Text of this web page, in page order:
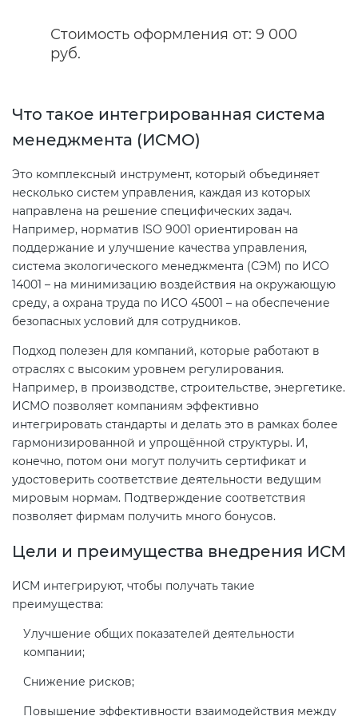
Стоимость оформления от: 9 000
руб.
Что такое интегрированная система
менеджмента (ИСМО)
Это комплексный инструмент, который объединяет
несколько систем управления, каждая из которых
направлена на решение специфических задач.
Например, норматив ISO 9001 ориентирован на
поддержание и улучшение качества управления,
система экологического менеджмента (СЭМ) по ИСО
14001 – на минимизацию воздействия на окружающую
среду, а охрана труда по ИСО 45001 – на обеспечение
безопасных условий для сотрудников.
Подход полезен для компаний, которые работают в
отраслях с высоким уровнем регулирования.
Например, в производстве, строительстве, энергетике.
ИСМО позволяет компаниям эффективно
интегрировать стандарты и делать это в рамках более
гармонизированной и упрощённой структуры. И,
конечно, потом они могут получить сертификат и
удостоверить соответствие деятельности ведущим
мировым нормам. Подтверждение соответствия
позволяет фирмам получить много бонусов.
Цели и преимущества внедрения ИСМ
ИСМ интегрируют, чтобы получать такие
преимущества:
Улучшение общих показателей деятельности
компании;
Снижение рисков;
Повышение эффективности взаимодействия между
совместимости (ТР ТС 020)
Сертификация товаров легкой
Сертификация промышленного
оборудования (ТР ТС 010)
Сертификация средств
индивидуальной защиты (ТР ТС
019)
регламенты